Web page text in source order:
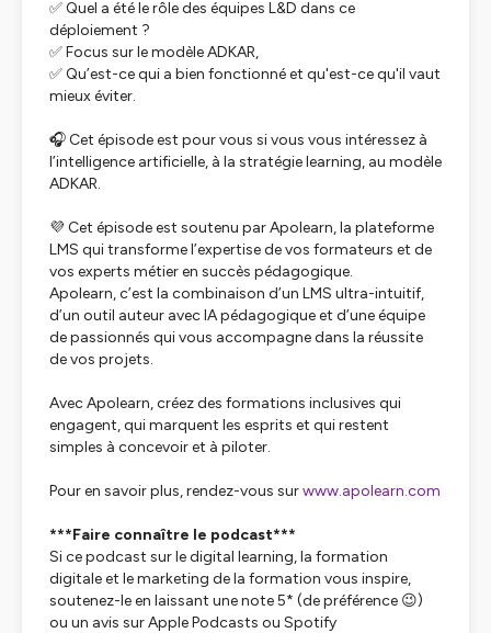
✅ Quel a été le rôle des équipes L&D dans ce
déploiement ?
✅ Focus sur le modèle ADKAR,
✅ Qu’est-ce qui a bien fonctionné et qu'est-ce qu'il vaut
mieux éviter.
🎧 Cet épisode est pour vous si vous vous intéressez à
l’intelligence artificielle, à la stratégie learning, au modèle
ADKAR.
💜 Cet épisode est soutenu par Apolearn, la plateforme
LMS qui transforme l’expertise de vos formateurs et de
vos experts métier en succès pédagogique.
Apolearn, c’est la combinaison d’un LMS ultra-intuitif,
d’un outil auteur avec IA pédagogique et d’une équipe
de passionnés qui vous accompagne dans la réussite
de vos projets.
Avec Apolearn, créez des formations inclusives qui
engagent, qui marquent les esprits et qui restent
simples à concevoir et à piloter.
Pour en savoir plus, rendez-vous surwww.apolearn.com
***Faire connaître le podcast***
Si ce podcast sur le digital learning, la formation
digitale et le marketing de la formation vous inspire,
soutenez-le en laissant une note 5* (de préférence 😉)
ou un avis sur Apple Podcasts ou Spotify